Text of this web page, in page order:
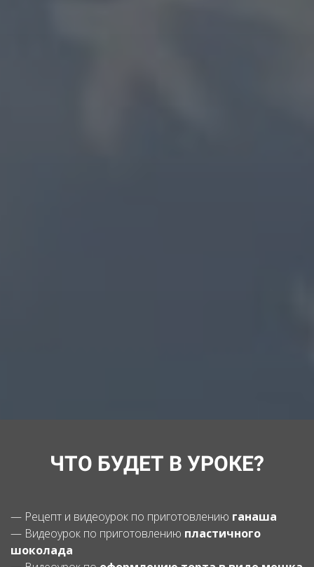
ЧТО БУДЕТ В УРОКЕ?
— Рецепт и видеоурок по приготовлению ганаша
— Видеоурок по приготовлению пластичного
шоколада